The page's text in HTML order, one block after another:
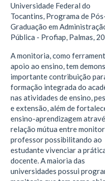
Universidade Federal do
Tocantins, Programa de
Graduação em
Pública - Profiap, Palmas,
A monitoria, como
apoio ao ensino, tem
importante contribuição
formação integrada do
nas atividades de ensino,
e extensão, além de
ensino-aprendizagem
relação mútua entre
professor possibilitando ao
estudante vivenciar a
docente. A maioria das
universidades possui